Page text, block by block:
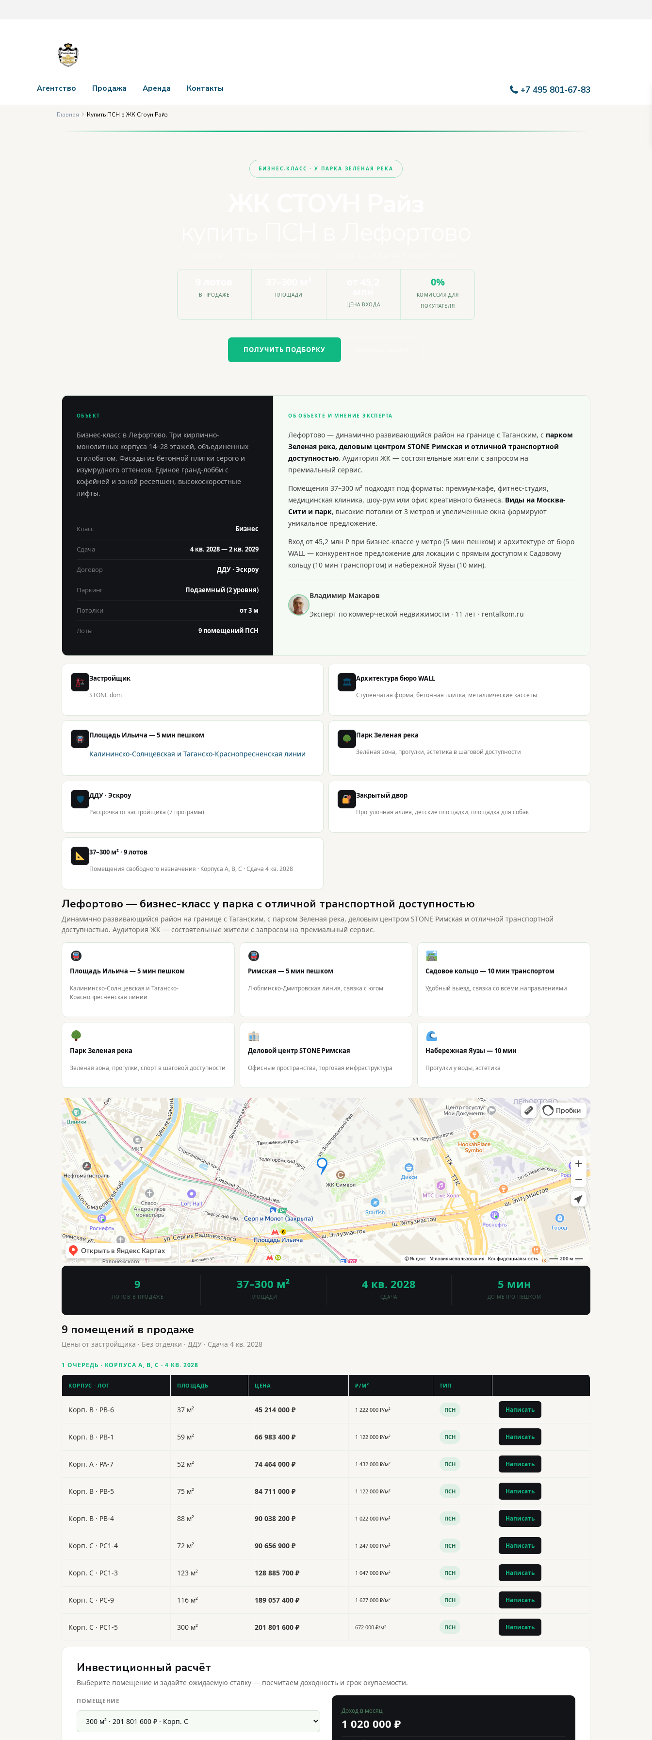
+7 495 801-67-83
Агентство Продажа Аренда Контакты
Главная Купить ПСН в ЖК Стоун Райз
БИЗНЕС-КЛАСС · У ПАРКА ЗЕЛЕНАЯ РЕКА
В ПРОДАЖЕ ПЛОЩАДИ
ЦЕНА ВХОДА
0%
КОМИССИЯ ДЛЯ
ПОКУПАТЕЛЯ
ПОЛУЧИТЬ ПОДБОРКУ
ОБЪЕКТ
Бизнес-класс в Лефортово. Три кирпично-
монолитных корпуса 14–28 этажей, объединенных
стилобатом. Фасады из бетонной плитки серого и
изумрудного оттенков. Единое гранд-лобби с
кофейней и зоной ресепшен, высокоскоростные
лифты.
Класс Бизнес
Сдача 4 кв. 2028 — 2 кв. 2029
Договор ДДУ · Эскроу
Паркинг Подземный (2 уровня)
Потолки от 3 м
Лоты 9 помещений ПСН
ОБ ОБЪЕКТЕ И МНЕНИЕ ЭКСПЕРТА
Лефортово — динамично развивающийся район на границе с Таганским, с парком
Зеленая река, деловым центром STONE Римская и отличной транспортной
доступностью. Аудитория ЖК — состоятельные жители с запросом на
премиальный сервис.
Помещения 37–300 м² подходят под форматы: премиум-кафе, фитнес-студия,
медицинская клиника, шоу-рум или офис креативного бизнеса. Виды на Москва-
Сити и парк, высокие потолки от 3 метров и увеличенные окна формируют
уникальное предложение.
Вход от 45,2 млн ₽ при бизнес-классе у метро (5 мин пешком) и архитектуре от бюро
WALL — конкурентное предложение для локации с прямым доступом к Садовому
кольцу (10 мин транспортом) и набережной Яузы (10 мин).
Владимир Макаров
Эксперт по коммерческой недвижимости · 11 лет · rentalkom.ru
Застройщик
STONE dom
🏛 Архитектура бюро WALL
Ступенчатая форма, бетонная плитка, металлические кассеты
Площадь Ильича — 5 мин пешком
Калининско-Солнцевская и Таганско-Краснопресненская линии
Парк Зеленая река
Зелёная зона, прогулки, эстетика в шаговой доступности
🛡 ДДУ · Эскроу
Рассрочка от застройщика (7 программ)
Закрытый двор
Прогулочная аллея, детские площадки, площадка для собак
37–300 м² · 9 лотов
Помещения свободного назначения · Корпуса A, B, C · Сдача 4 кв. 2028
Лефортово — бизнес-класс у парка с отличной транспортной доступностью
Динамично развивающийся район на границе с Таганским, с парком Зеленая река, деловым центром STONE Римская и отличной транспортной
доступностью. Аудитория ЖК — состоятельные жители с запросом на премиальный сервис.
Площадь Ильича — 5 мин пешком
Калининско-Солнцевская и Таганско-
Краснопресненская линии
Римская — 5 мин пешком
Люблинско-Дмитровская линия, связка с югом
Садовое кольцо — 10 мин транспортом
Удобный выезд, связка со всеми направлениями
Парк Зеленая река
Зелёная зона, прогулки, спорт в шаговой доступности
Деловой центр STONE Римская
Офисные пространства, торговая инфраструктура
Набережная Яузы — 10 мин
Прогулки у воды, эстетика
9
ЛОТОВ В ПРОДАЖЕ
37–300 м²
ПЛОЩАДИ
4 кв. 2028
СДАЧА
5 мин
ДО МЕТРО ПЕШКОМ
9 помещений в продаже
Цены от застройщика · Без отделки · ДДУ · Сдача 4 кв. 2028
1 ОЧЕРЕДЬ · КОРПУСА A, B, C · 4 КВ. 2028
КОРПУС · ЛОТ ПЛОЩАДЬ ЦЕНА ₽/М² ТИП
Корп. B · PB-6 37 м² 45 214 000 ₽ 1 222 000 ₽/м² ПСН Написать
Корп. B · PB-1 59 м² 66 983 400 ₽ 1 122 000 ₽/м² ПСН Написать
Корп. A · PA-7 52 м² 74 464 000 ₽ 1 432 000 ₽/м² ПСН Написать
Корп. B · PB-5 75 м² 84 711 000 ₽ 1 122 000 ₽/м² ПСН Написать
Корп. B · PB-4 88 м² 90 038 200 ₽ 1 022 000 ₽/м² ПСН Написать
Корп. C · PC1-4 72 м² 90 656 900 ₽ 1 247 000 ₽/м² ПСН Написать
Корп. C · PC1-3 123 м² 128 885 700 ₽ 1 047 000 ₽/м² ПСН Написать
Корп. C · PC-9 116 м² 189 057 400 ₽ 1 627 000 ₽/м² ПСН Написать
Корп. C · PC1-5 300 м² 201 801 600 ₽ 672 000 ₽/м² ПСН Написать
Инвестиционный расчёт
Выберите помещение и задайте ожидаемую ставку — посчитаем доходность и срок окупаемости.
ПОМЕЩЕНИЕ
Доход в месяц
1 020 000 ₽